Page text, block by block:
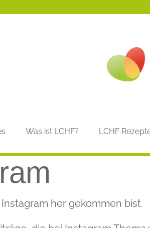
Was ist LCHF? LCHF
her gekommen bist.